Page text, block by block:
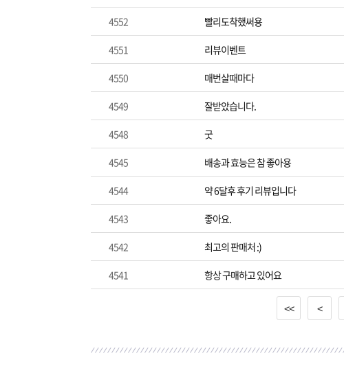
4552 빨리도착했써용
4551 리뷰이벤트
4550 매번살때마다
4549 잘받았습니다.
4548 굿
4545 배송과 효능은 참 좋아용
4544 약 6달후 후기 리뷰입니다
4543 좋아요.
4542 최고의 판매처 :)
4541 항상 구매하고 있어요
<< <